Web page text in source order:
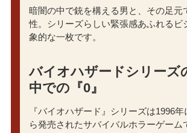
暗闇の中で銃を構える男と、その足元
性。シリーズらしい緊張感あふれるビ
象的な一枚です。
バイオハザードシリーズ
中での『0』
『バイオハザード』シリーズは1996
ら発売されたサバイバルホラーゲーム